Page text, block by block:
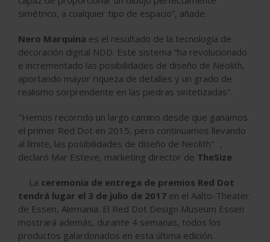
simétrico, a cualquier tipo de espacio”, añade.
Nero Marquina es el resultado de la tecnología de
decoración digital NDD. Este sistema “ha revolucionado
e incrementado las posibilidades de diseño de Neolith,
aportando mayor riqueza de detalles y un grado de
realismo sorprendente en las piedras sintetizadas”.
"Hemos recorrido un largo camino desde que ganamos
el primer Red Dot en 2015, pero continuamos llevando
al límite, las posibilidades de diseño de Neolith" ,
declaró Mar Esteve, marketing director de TheSize.
La ceremonia de entrega de premios Red Dot
tendrá lugar el 3 de julio de 2017 en el Aalto-Theater
de Essen, Alemania. El Red Dot Design Museum Essen
mostrará además, durante 4 semanas, todos los
productos galardonados en esta última edición.